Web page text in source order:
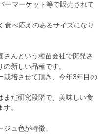
ーマーケット等で販売されて
食べ応えのあるサイズになり
さんという種苗会社で開発さ
新しい品種です。
栽培させて頂き、今年3年目の
まだ研究段階で、美味しい食
。
ュ色が特徴。